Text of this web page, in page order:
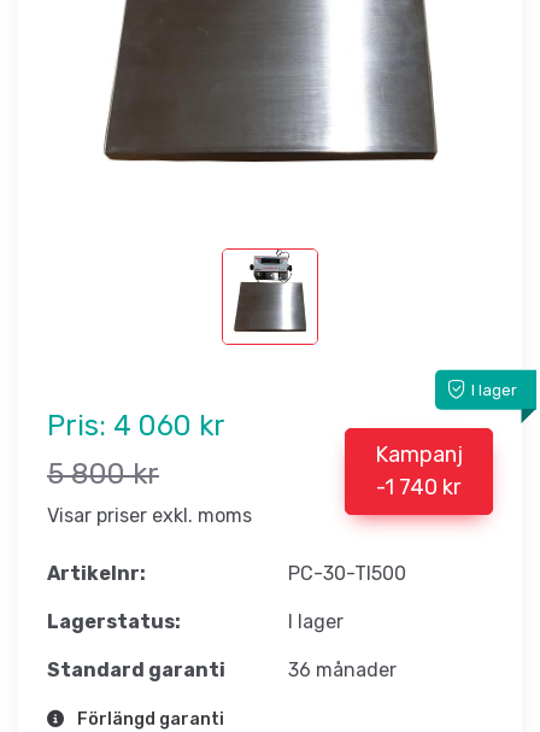
I lager
Pris: 4 060 kr
5 800 kr
Visar priser exkl. moms
Kampanj
-1 740 kr
Artikelnr: PC-30-TI500
Lagerstatus: I lager
Standard garanti 36 månader
Förlängd garanti